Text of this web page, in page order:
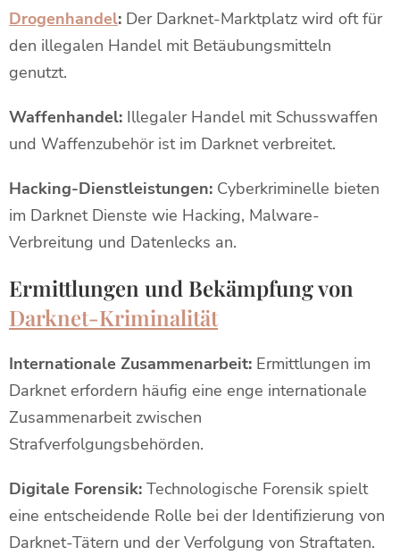
Drogenhandel: Der Darknet-Marktplatz wird oft für
den illegalen Handel mit Betäubungsmitteln
genutzt.
Waffenhandel: Illegaler Handel mit Schusswaffen
und Waffenzubehör ist im Darknet verbreitet.
Hacking-Dienstleistungen: Cyberkriminelle bieten
im Darknet Dienste wie Hacking, Malware-
Verbreitung und Datenlecks an.
Ermittlungen und Bekämpfung von
Darknet-Kriminalität
Internationale Zusammenarbeit: Ermittlungen im
Darknet erfordern häufig eine enge internationale
Zusammenarbeit zwischen
Strafverfolgungsbehörden.
Digitale Forensik: Technologische Forensik spielt
eine entscheidende Rolle bei der Identifizierung von
Darknet-Tätern und der Verfolgung von Straftaten.